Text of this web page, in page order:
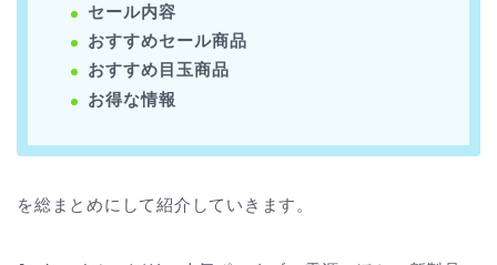
セール内容
おすすめセール商品
おすすめ目玉商品
お得な情報
を総まとめにして紹介していきます。